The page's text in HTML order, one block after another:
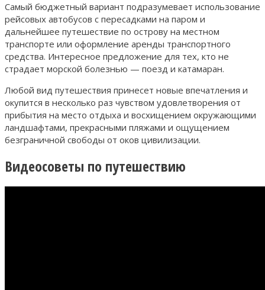
Самый бюджетный вариант подразумевает использование
рейсовых автобусов с пересадками на паром и
дальнейшее путешествие по острову на местном
транспорте или оформление аренды транспортного
средства. Интересное предложение для тех, кто не
страдает морской болезнью — поезд и катамаран.
Любой вид путешествия принесет новые впечатления и
окупится в несколько раз чувством удовлетворения от
прибытия на место отдыха и восхищением окружающими
ландшафтами, прекрасными пляжами и ощущением
безграничной свободы от оков цивилизации.
Видеосоветы по путешествию